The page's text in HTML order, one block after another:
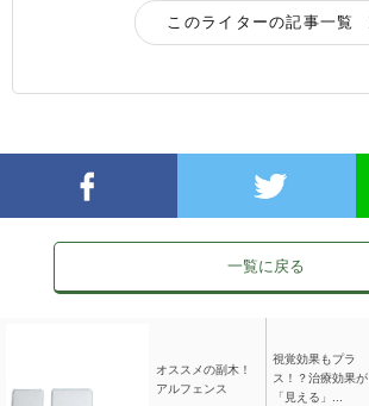
このライターの記事一覧
一覧に戻る
オススメの副木！
アルフェンス
視覚効果もプラ
ス！？治療効果が
「見える」...